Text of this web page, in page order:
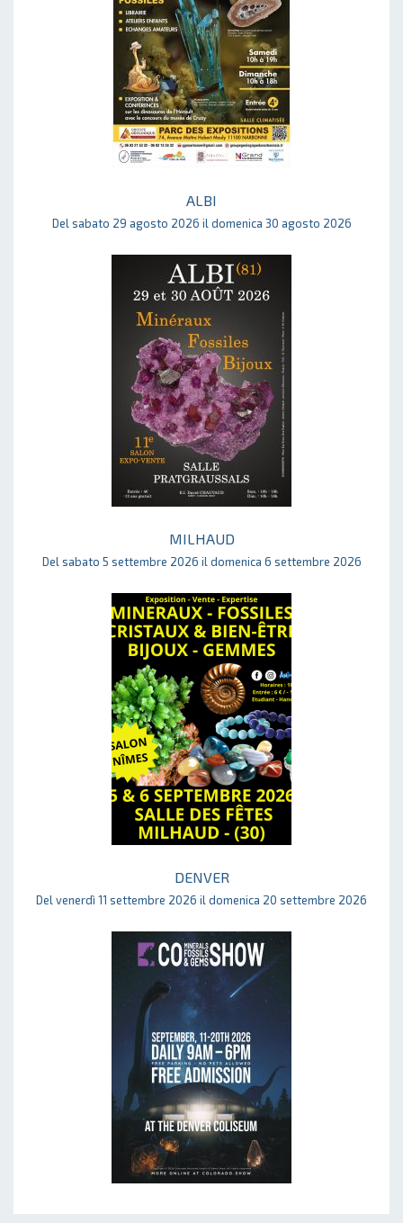
ALBI
Del sabato 29 agosto 2026 il domenica 30 agosto 2026
MILHAUD
Del sabato 5 settembre 2026 il domenica 6 settembre 2026
DENVER
Del venerdì 11 settembre 2026 il domenica 20 settembre 2026